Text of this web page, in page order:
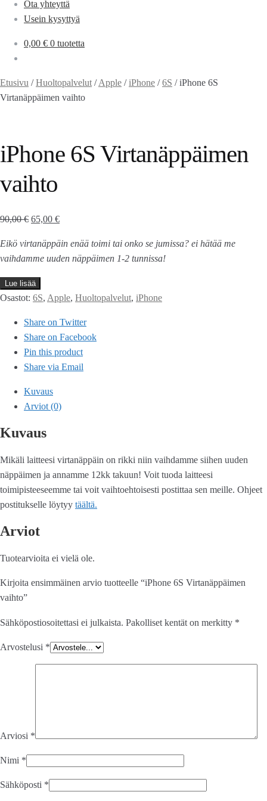
Ota yhteyttä
Usein kysyttyä
0,00 € 0 tuotetta
Etusivu /Huoltopalvelut /Apple /iPhone /6S /iPhone 6S
Virtanäppäimen vaihto
iPhone 6S Virtanäppäimen
vaihto
90,00€ 65,00 €
Eikö virtanäppäin enää toimi tai onko se jumissa? ei hätää me
vaihdamme uuden näppäimen 1-2 tunnissa!
Lue lisää
Osastot: 6S, Apple, Huoltopalvelut, iPhone
Share on Twitter
Share on Facebook
Pin this product
Share via Email
Kuvaus
Arviot (0)
Kuvaus
Mikäli laitteesi virtanäppäin on rikki niin vaihdamme siihen uuden
näppäimen ja annamme 12kk takuun! Voit tuoda laitteesi
toimipisteeseemme tai voit vaihtoehtoisesti postittaa sen meille. Ohjeet
postitukselle löytyy täältä.
Arviot
Tuotearvioita ei vielä ole.
Kirjoita ensimmäinen arvio tuotteelle “iPhone 6S Virtanäppäimen
vaihto”
Sähköpostiosoitettasi ei julkaista. Pakolliset kentät on merkitty *
Arvostelusi *
Arviosi *
Nimi *
Sähköposti *